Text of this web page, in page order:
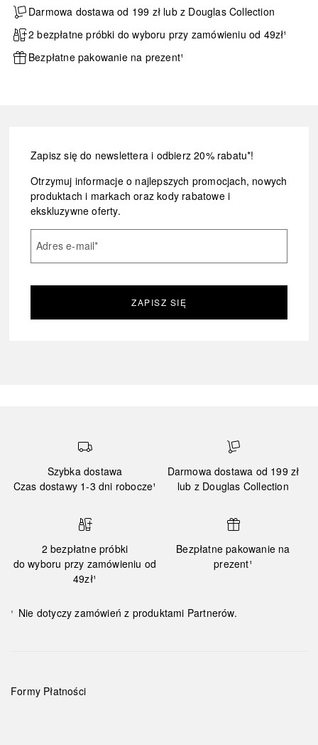
Darmowa dostawa od 199 zł lub z Douglas Collection
2 bezpłatne próbki do wyboru przy zamówieniu od 49zł¹
Bezpłatne pakowanie na prezent¹
Zapisz się do newslettera i odbierz 20% rabatu*!
Otrzymuj informacje o najlepszych promocjach, nowych
produktach i markach oraz kody rabatowe i
ekskluzywne oferty.
Adres e-mail*
ZAPISZ SIĘ
Szybka dostawa
Czas dostawy 1-3 dni robocze¹
Darmowa dostawa od 199 zł
lub z Douglas Collection
2 bezpłatne próbki
do wyboru przy zamówieniu od
49zł¹
Bezpłatne pakowanie na
prezent¹
¹ Nie dotyczy zamówień z produktami Partnerów.
Formy Płatności